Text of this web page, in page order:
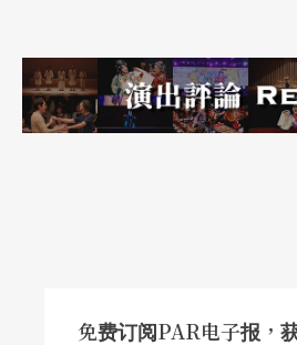
大，绝不是外人所能度量的，
见与魄力令人钦佩。
免费订阅PAR电子报，